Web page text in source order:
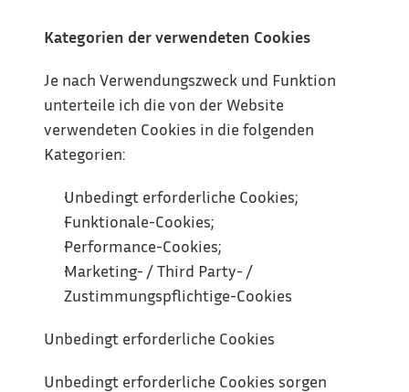
Kategorien der verwendeten Cookies
Je nach Verwendungszweck und Funktion
unterteile ich die von der Website
verwendeten Cookies in die folgenden
Kategorien:
Unbedingt erforderliche Cookies;
Funktionale-Cookies;
Performance-Cookies;
Marketing- / Third Party- /
Zustimmungspflichtige-Cookies
Unbedingt erforderliche Cookies
Unbedingt erforderliche Cookies sorgen